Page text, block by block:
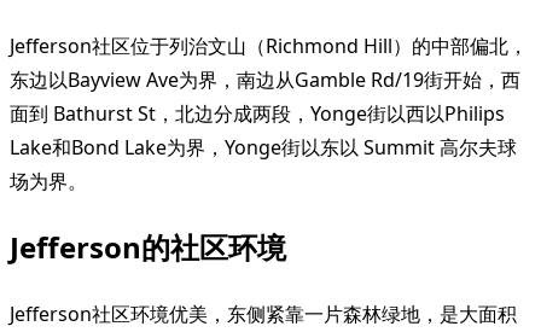
Jefferson社区位于列治文山（Richmond Hill）的中部偏北，
东边以Bayview Ave为界，南边从Gamble Rd/19街开始，西
面到 Bathurst St，北边分成两段，Yonge街以西以Philips
Lake和Bond Lake为界，Yonge街以东以 Summit 高尔夫球
场为界。
Jefferson的社区环境
Jefferson社区环境优美，东侧紧靠一片森林绿地，是大面积